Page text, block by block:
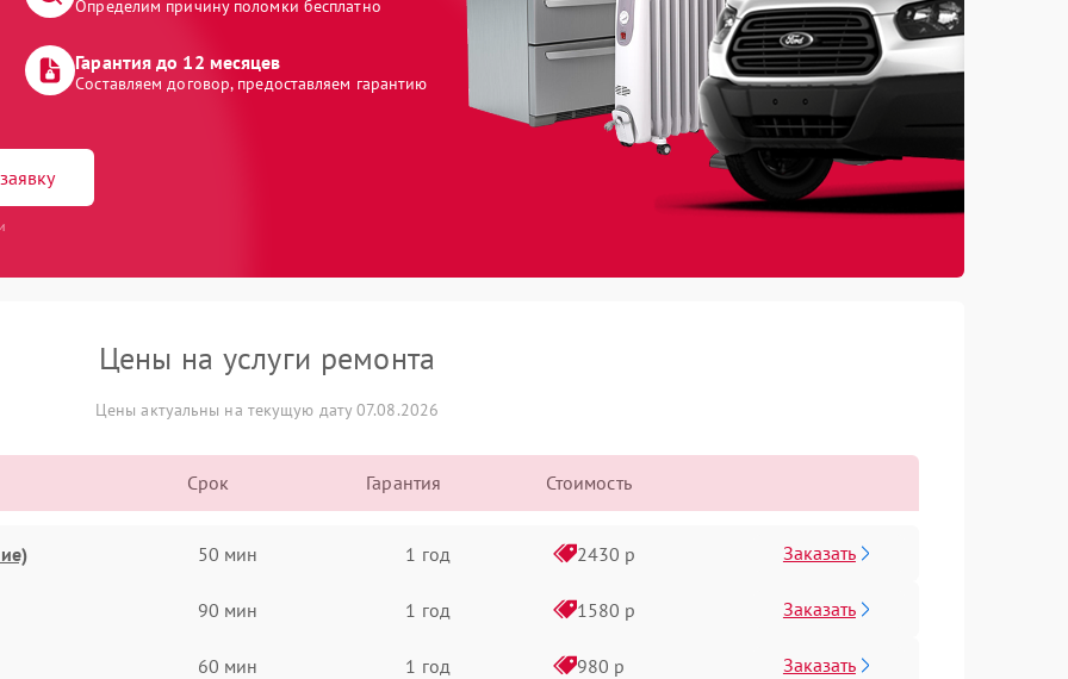
Определим причину поломки бесплатно
Гарантия до 12 месяцев
Составляем договор, предоставляем гарантию
Цены на услуги ремонта
Цены актуальны на текущую дату 07.08.2026
Срок Гарантия Стоимость
50 мин 1 год 2430 р Заказать
90 мин 1 год 1580 р Заказать
60 мин 1 год 980 р Заказать